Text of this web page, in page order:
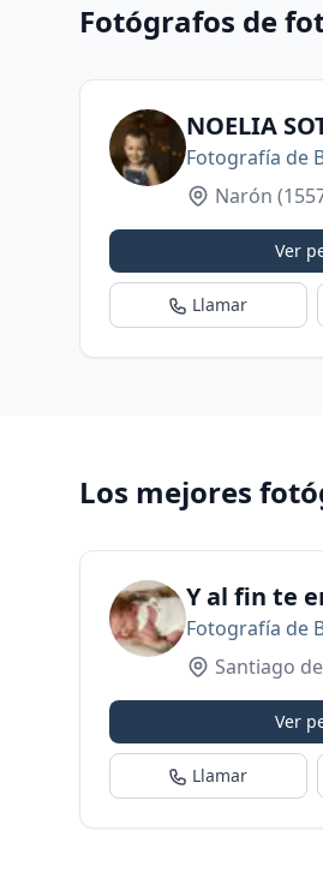
Fotógrafos de
NOELIA
Fotografía de
Narón
Ver
Llamar
Los mejores
Y al fin te
Fotografía de
Santiago
Ver
Llamar